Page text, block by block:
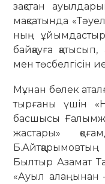
зақстан
мақсатында
ның
байқауға
мен төсбелгісін
Мұнан бөлек
тырғаны үшін
басшысы
жастары»
Былтыр Азамат
«Ауыл алаңынан